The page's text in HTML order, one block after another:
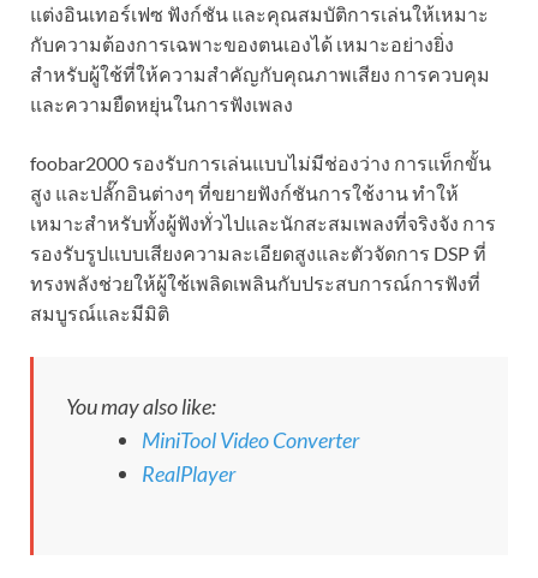
แต่งอินเทอร์เฟซ ฟังก์ชัน และคุณสมบัติการเล่นให้เหมาะ
กับความต้องการเฉพาะของตนเองได้ เหมาะอย่างยิ่ง
สำหรับผู้ใช้ที่ให้ความสำคัญกับคุณภาพเสียง การควบคุม
และความยืดหยุ่นในการฟังเพลง
foobar2000 รองรับการเล่นแบบไม่มีช่องว่าง การแท็กขั้น
สูง และปลั๊กอินต่างๆ ที่ขยายฟังก์ชันการใช้งาน ทำให้
เหมาะสำหรับทั้งผู้ฟังทั่วไปและนักสะสมเพลงที่จริงจัง การ
รองรับรูปแบบเสียงความละเอียดสูงและตัวจัดการ DSP ที่
ทรงพลังช่วยให้ผู้ใช้เพลิดเพลินกับประสบการณ์การฟังที่
สมบูรณ์และมีมิติ
You may also like:
MiniTool Video Converter
RealPlayer